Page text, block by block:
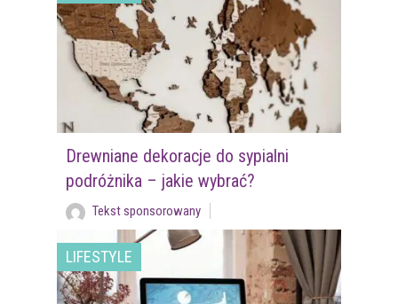
Drewniane dekoracje do sypialni
podróżnika – jakie wybrać?
Tekst sponsorowany
LIFESTYLE